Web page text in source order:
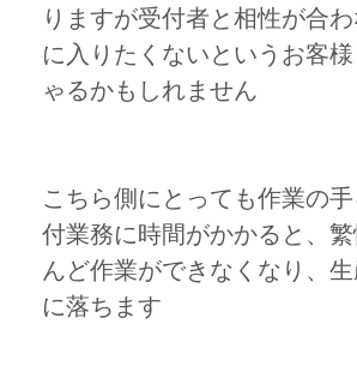
りますが受付者と相性が合
に入りたくないというお客
ゃるかもしれません
こちら側にとっても作業の
付業務に時間がかかると、繁
んど作業ができなくなり、
に落ちます